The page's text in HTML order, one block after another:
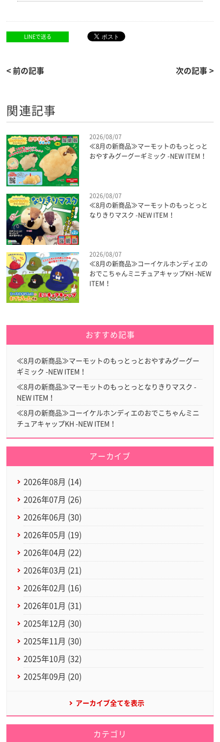
LINEで送る
< 前の記事 次の記事 >
関連記事
2026/08/07
≪8月の新商品≫マーモットのもっとっと
おやすみグーグーギミック -NEW ITEM！
2026/08/07
≪8月の新商品≫マーモットのもっとっと
なりきりマスク -NEW ITEM！
2026/08/07
≪8月の新商品≫コーイケルホンディエの
おでこちゃんミニチュアキャップKH -NEW
ITEM！
おすすめ記事
≪8月の新商品≫マーモットのもっとっとおやすみグーグー
ギミック -NEW ITEM！
≪8月の新商品≫マーモットのもっとっとなりきりマスク -
NEW ITEM！
≪8月の新商品≫コーイケルホンディエのおでこちゃんミニ
チュアキャップKH -NEW ITEM！
アーカイブ
2026年08月 (14)
2026年07月 (26)
2026年06月 (30)
2026年05月 (19)
2026年04月 (22)
2026年03月 (21)
2026年02月 (16)
2026年01月 (31)
2025年12月 (30)
2025年11月 (30)
2025年10月 (32)
2025年09月 (20)
アーカイブ全てを表示
カテゴリ